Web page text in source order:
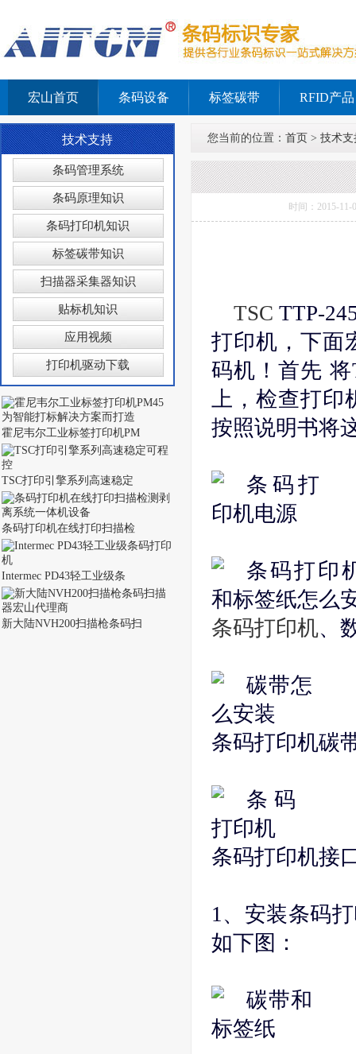
宏山首页 条码设备 标签碳带 RFID产品
技术支持
条码管理系统
条码原理知识
条码打印机知识
标签碳带知识
扫描器采集器知识
贴标机知识
应用视频
打印机驱动下载
霍尼韦尔工业标签打印机PM
TSC打印引擎系列高速稳定
条码打印机在线打印扫描检
Intermec PD43轻工业级条
新大陆NVH200扫描枪条码扫
您当前的位置： 首页 > 技术支
时间：2015-
TSC TTP-
打印机，下面
码机！首先
上，检查打印
按照说明书将
条码打印机、
条码打印机碳
条码打印机接
1、安装条码
如下图：